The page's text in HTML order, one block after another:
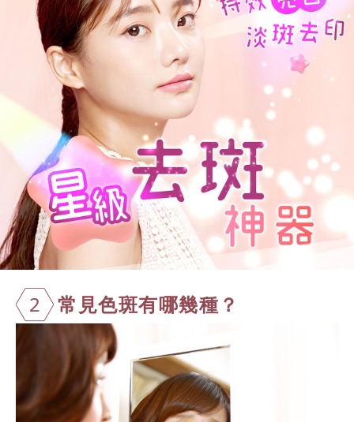
2 常見色斑有哪幾種？